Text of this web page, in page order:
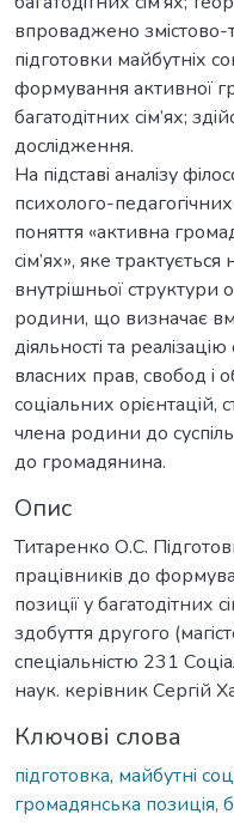
впроваджено змiстово-
пiдготовки майбутнiх
формування активної
багатодiтних сiм’ях;
дослiдження.
На пiдставi аналiзу
психолого-
поняття «активна
сiм’ях», яке
внутрiшньої структури
родини, що визначає
дiяльностi та
власних прав, свобод i
соцiальних орiєнтацiй,
члена родини до
до громадянина.
Опис
Титаренко О.С.
працiвникiв до
позицiї у багатодiтних
здобуття другого
cпецiальнicтю 231
наук. керівник Сергiй
Ключові слова
пiдготовка, майбутнi
громадянська позицiя,